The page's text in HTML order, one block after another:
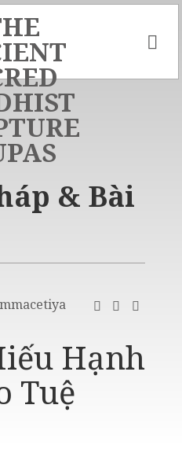
& Bài
Hạnh
Tuệ